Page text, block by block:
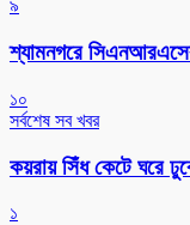
৯
শ্যামনগরে
১০
সর্বশেষ সব খবর
কয়রায় সিঁধ কেটে ঘরে
১